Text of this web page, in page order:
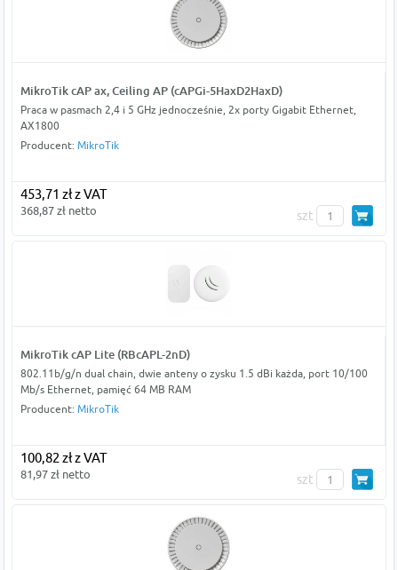
MikroTik cAP ax, Ceiling AP (cAPGi-5HaxD2HaxD)
Praca w pasmach 2,4 i 5 GHz jednocześnie, 2x porty Gigabit Ethernet,
AX1800
Producent: MikroTik
453,71 zł z VAT
368,87 zł netto szt
MikroTik cAP Lite (RBcAPL-2nD)
802.11b/g/n dual chain, dwie anteny o zysku 1.5 dBi każda, port 10/100
Mb/s Ethernet, pamięć 64 MB RAM
Producent: MikroTik
100,82 zł z VAT
81,97 zł netto szt